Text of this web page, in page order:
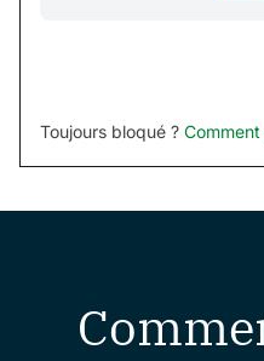
Toujours bloqué ?